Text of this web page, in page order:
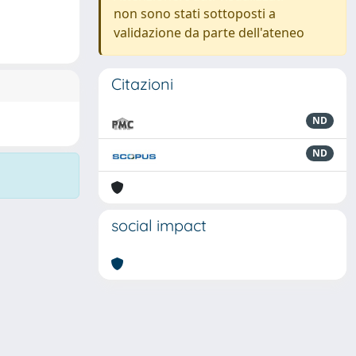
non sono stati sottoposti a
validazione da parte dell'ateneo
Citazioni
ND
ND
social impact